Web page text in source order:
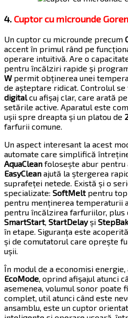
4. Cuptor cu microunde
Un cuptor cu microunde precum
accent în primul rând pe
operare intuitivă. Are o
pentru încălziri rapide și
Wpermit obținerea unei
de așteptare ridicat. Controlul
digital cu afișaj clar, care arată
setările active. Aparatul este
ușii spre dreapta și un platou de
farfurii comune.
Un aspect interesant la acest
automate care simplifică
AquaClean folosește abur
EasyClean ajută la ștergerea
suprafeței netede. Există și o
specializate: SoftMeltpentru
pentru menținerea temperaturii
pentru încălzirea farfuriilor, plus
SmartStart, StartDelayși
în etape. Siguranța este
și de comutatorul care oprește
ușii.
În modul de a economisi
EcoMode , oprind afișajul atunci
asemenea, volumul sonor poate
complet, util atunci când este
ansamblu, este un cuptor